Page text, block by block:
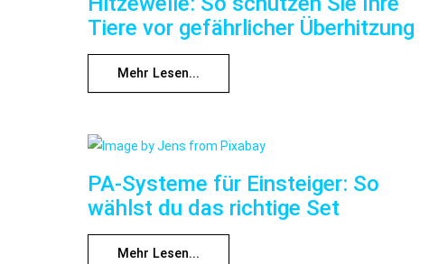
Tiere vor gefährlicher Überhitzung
Mehr Lesen...
PA-Systeme für Einsteiger: So
wählst du das richtige Set
Mehr Lesen...